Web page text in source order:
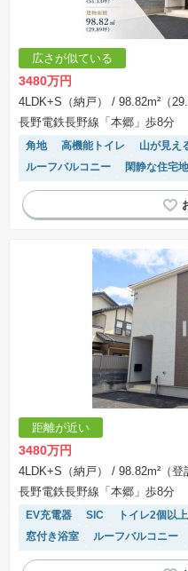
広さが似ている
3480万円
4LDK+S（納戸）
/ 98.82m²（
長野電鉄長野線「本郷」歩8分
角地 高機能トイレ 山が見え
ルーフバルコニー
閑静な住宅地
温水洗浄便座
浴室乾燥機 シ
距離が近い
3480万円
4LDK+S（納戸）
/ 98.82m²（登
長野電鉄長野線「本郷」歩8分
EV充電器 SIC トイレ2個以上
窓付き浴室
ルーフバルコニー
モニター付きインターホン
温